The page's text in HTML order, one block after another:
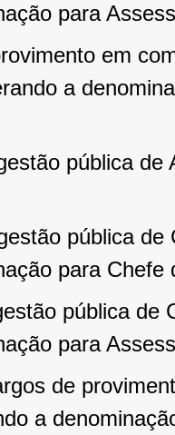
para
em
a
pública
pública
para
pública de
para
de
a